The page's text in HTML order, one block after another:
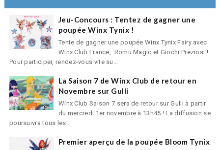
Jeu-Concours : Tentez de gagner une
poupée Winx Tynix !
Tente de gagner une poupée Winx Tynix Fairy avec
Winx Club France, Romu Magic et Giochi Preziosi !
Pour participer, rendez-vous vite su...
La Saison 7 de Winx Club de retour en
Novembre sur Gulli
Winx Club Saison 7 sera de retour sur Gulli à partir
du mercredi 1er novembre à 13h45 ! La diffusion se
poursuivra tous les...
Premier aperçu de la poupée Bloom Tynix